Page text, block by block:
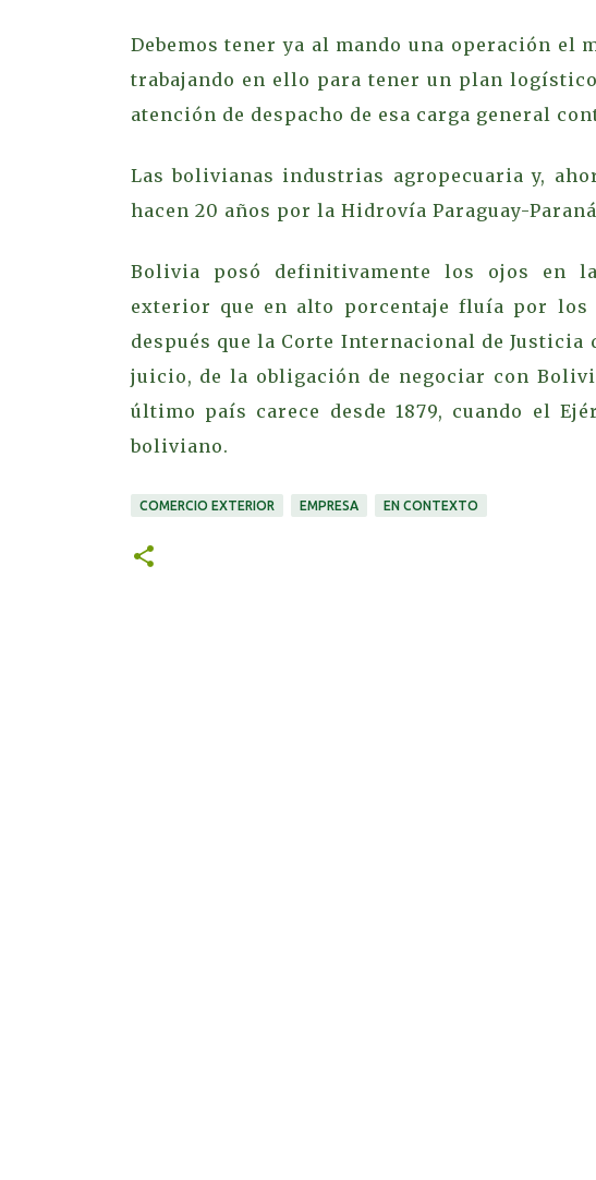
Debemos tener ya al mando una operación el
trabajando en ello para tener un plan
atención de despacho de esa carga general
Las bolivianas industrias agropecuaria y,
hacen 20 años por la Hidrovía Paraguay-
Bolivia posó definitivamente los ojos en
exterior que en alto porcentaje fluía por los
después que la Corte Internacional de Justicia
juicio, de la obligación de negociar con
último país carece desde 1879, cuando el
boliviano.
COMERCIO EXTERIOR EMPRESA EN CONTEXTO